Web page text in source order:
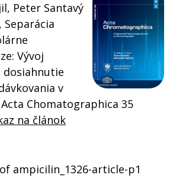
Peter Santavý
Separácia
Vývoj
dosiahnutie
v
Chomatographica 35
na článok
ampicilin_1326-article-p1